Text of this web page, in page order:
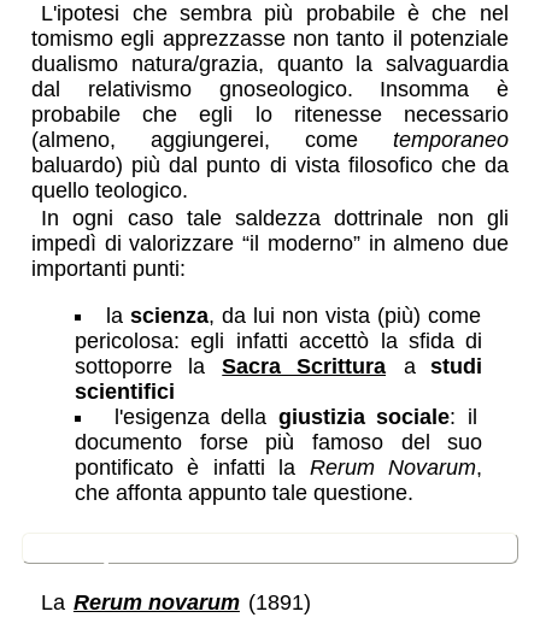
L'ipotesi che sembra più probabile è che nel
tomismo egli apprezzasse non tanto il potenziale
dualismo natura/grazia, quanto la salvaguardia
dal relativismo gnoseologico. Insomma è
probabile che egli lo ritenesse necessario
(almeno, aggiungerei, come temporaneo
baluardo) più dal punto di vista filosofico che da
quello teologico.
In ogni caso tale saldezza dottrinale non gli
impedì di valorizzare “il moderno” in almeno due
importanti punti:
la scienza, da lui non vista (più) come
pericolosa: egli infatti accettò la sfida di
sottoporre la Sacra Scrittura astudi
scientifici
l'esigenza della giustizia sociale: il
documento forse più famoso del suo
pontificato è infatti la Rerum Novarum,
che affonta appunto tale questione.
La Rerum novarum (1891)